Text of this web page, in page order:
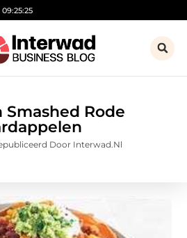
09:25:27
Smashed Rode
Door Interwad.nl